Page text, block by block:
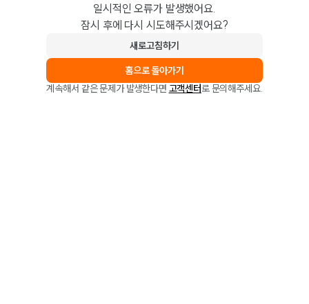
일시적인 오류가 발생했어요.
잠시 후에 다시 시도해주시겠어요?
새로고침하기
홈으로 돌아가기
계속해서 같은 문제가 발생한다면 고객센터로 문의해주세요.